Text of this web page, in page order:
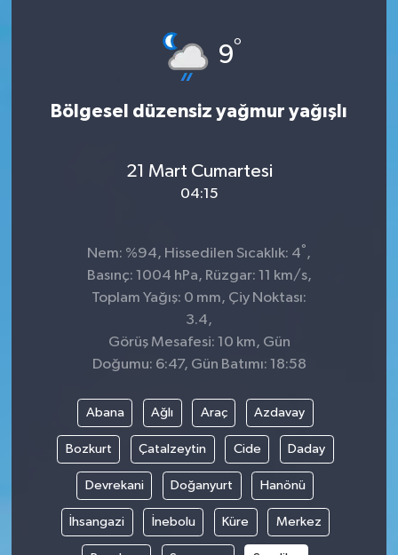
9°
Bölgesel düzensiz yağmur yağışlı
21 Mart Cumartesi
04:15
Nem: %94, Hissedilen Sıcaklık: 4° ,
Basınç: 1004 hPa, Rüzgar: 11 km/s,
Toplam Yağış: 0 mm, Çiy Noktası:
3.4,
Görüş Mesafesi: 10 km, Gün
Doğumu: 6:47, Gün Batımı: 18:58
Abana Ağlı Araç Azdavay
Bozkurt Çatalzeytin Cide Daday
Devrekani Doğanyurt Hanönü
İhsangazi İnebolu Küre Merkez
Gündem
İlim & İrfan
KURDÎ
Sağlık & Yaşam
Spor
Yaşam